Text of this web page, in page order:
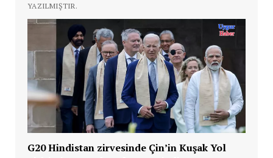
YAZILMIŞTIR.
G20 Hindistan zirvesinde Çin’in Kuşak Yol